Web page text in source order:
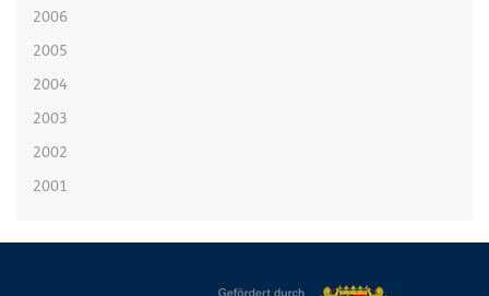
2006
2005
2004
2003
2002
2001